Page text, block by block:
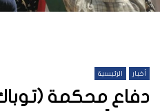
أخبار الرئيسية
دفاع محكمة